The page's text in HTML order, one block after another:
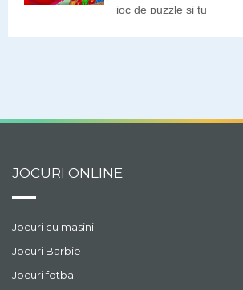
joc de puzzle si tu
JOCURI ONLINE
Jocuri cu masini
Jocuri Barbie
Jocuri fotbal